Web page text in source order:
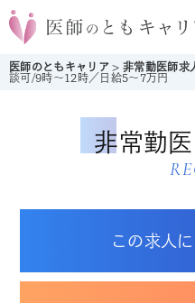
医師のともキャリア >非常勤医師求
談可/9時～12時／日給5～7万円
非常勤
この求人